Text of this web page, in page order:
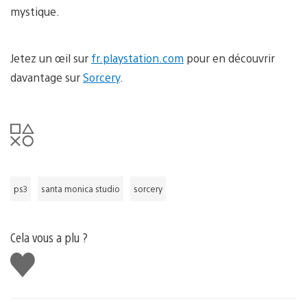
mystique.
Jetez un œil sur fr.playstation.com pour en découvrir
davantage surSorcery.
ps3 santa monica studio sorcery
Cela vous a plu ?
J'aime